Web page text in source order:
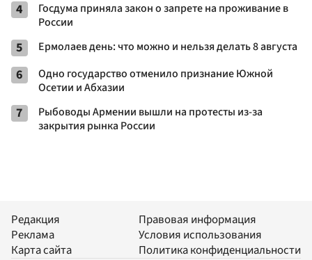
4
Госдума приняла закон о запрете на проживание в
России
5 Ермолаев день: что можно и нельзя делать 8 августа
6
Одно государство отменило признание Южной
Осетии и Абхазии
7
Рыбоводы Армении вышли на протесты из-за
закрытия рынка России
Редакция
Реклама
Карта сайта
Правовая информация
Условия использования
Политика конфиденциальности